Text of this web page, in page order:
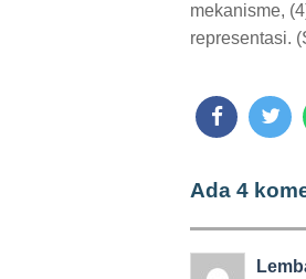
mekanisme,
representasi.
Ada 4